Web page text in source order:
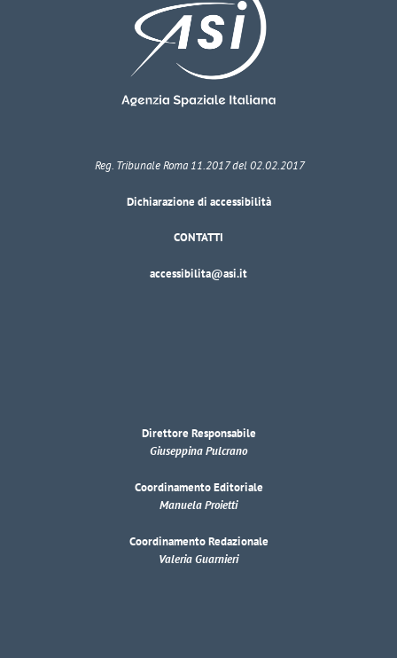
Reg. Tribunale Roma 11.2017 del 02.02.2017
Dichiarazione di accessibilità
CONTATTI
accessibilita@asi.it
Direttore Responsabile
Giuseppina Pulcrano
Coordinamento Editoriale
Manuela Proietti
Coordinamento Redazionale
Valeria Guarnieri